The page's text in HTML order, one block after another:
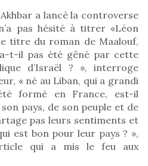
a lancé la controverse
pas hésité à titrer «Léon
titre du roman de Maalouf,
t-il pas été gêné par cette
d’Israël ? », interroge
« né au Liban, qui a grandi
formé en France, est-il
pays, de son peuple et de
pas leurs sentiments et
est bon pour leur pays ? »,
qui a mis le feu aux